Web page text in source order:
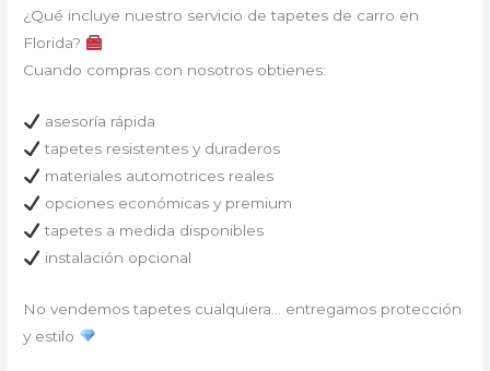
¿Qué incluye nuestro servicio de tapetes de carro en
Florida?
Cuando compras con nosotros obtienes:
asesoría rápida
tapetes resistentes y duraderos
materiales automotrices reales
opciones económicas y premium
tapetes a medida disponibles
instalación opcional
No vendemos tapetes cualquiera… entregamos protección
y estilo